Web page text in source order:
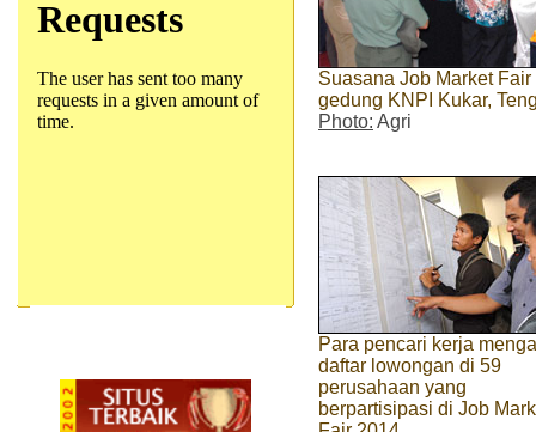
Suasana Job Market
gedung KNPI Kukar,
Photo: Agri
Para pencari kerja
daftar lowongan di 59
perusahaan yang
berpartisipasi di Job